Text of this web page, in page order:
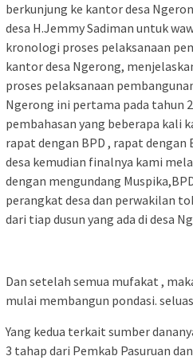
berkunjung ke kantor desa
desa H.Jemmy Sadiman untuk
kronologi proses pelaksanaan
kantor desa Ngerong,
proses pelaksanaan
Ngerong ini pertama pada tahun
pembahasan yang beberapa kali
rapat dengan BPD , rapat dengan
desa kemudian finalnya kami
dengan mengundang
perangkat desa dan perwakilan
dari tiap dusun yang ada di desa
Dan setelah semua mufakat ,
mulai membangun pondasi.
Yang kedua terkait sumber
3 tahap dari Pemkab Pasuruan